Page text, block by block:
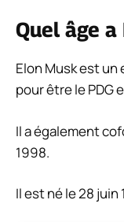
Quel âge a
Elon Musk est
pour être le PDG
Il a également
1998.
Il est né le 28 juin